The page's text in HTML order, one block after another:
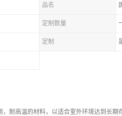
品名
定制数量
定制
耐高温的材料，以适合室外环境达到长期